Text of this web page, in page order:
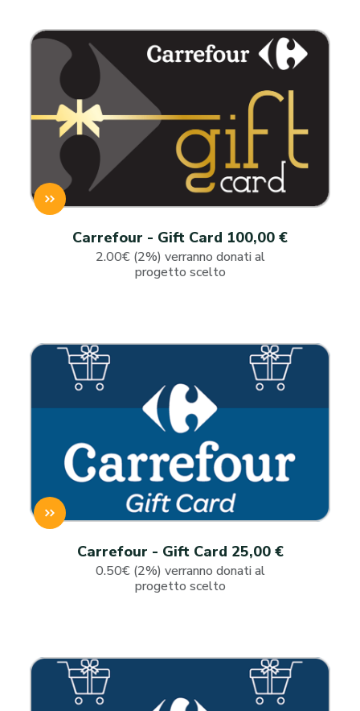
Carrefour - Gift Card 100,00 €
2.00€ (2%) verranno donati al
progetto scelto
Carrefour - Gift Card 25,00 €
0.50€ (2%) verranno donati al
progetto scelto